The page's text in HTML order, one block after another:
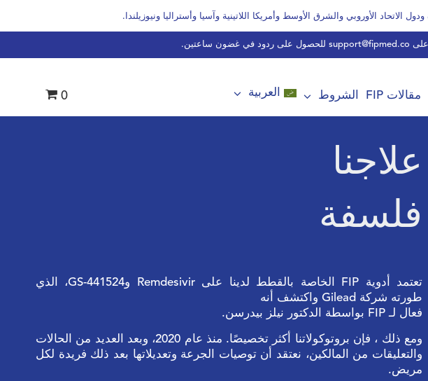
support@fipmed.co للحصول على ردود في غضون ساعتين.
مقالات FIP الشروط العربية
الهنغارية
الإيطالية
البولندية
البرتغالية ،البرازيل
0
علاجنا
فلسفة
تعتمد أدوية FIP الخاصة بالقطط لدينا على Remdesivir وGS-441524، الذي
طورته شركة Gilead واكتشف أنه
فعال لـ FIP بواسطة الدكتور نيلز بيدرسن.
ومع ذلك ، فإن بروتوكولاتنا أكثر تخصيصًا. منذ عام 2020، وبعد العديد من الحالات
والتعليقات من المالكين، نعتقد أن توصيات الجرعة وتعديلاتها بعد ذلك فريدة لكل
مريض.